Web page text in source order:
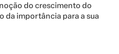
do crescimento do
da importância para a sua